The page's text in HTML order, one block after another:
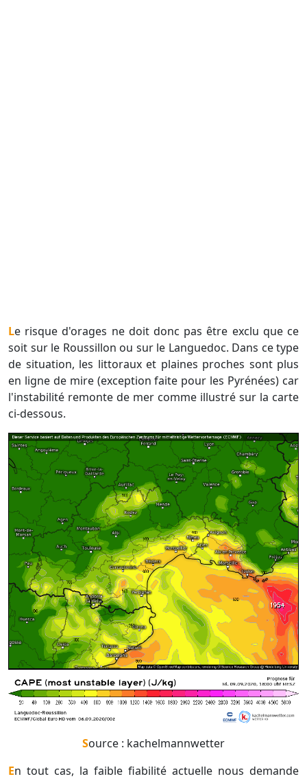
Le risque d'orages ne doit donc pas être exclu que ce
soit sur le Roussillon ou sur le Languedoc. Dans ce type
de situation, les littoraux et plaines proches sont plus
en ligne de mire (exception faite pour les Pyrénées) car
l'instabilité remonte de mer comme illustré sur la carte
ci-dessous.
Source : kachelmannwetter
En tout cas, la faible fiabilité actuelle nous demande